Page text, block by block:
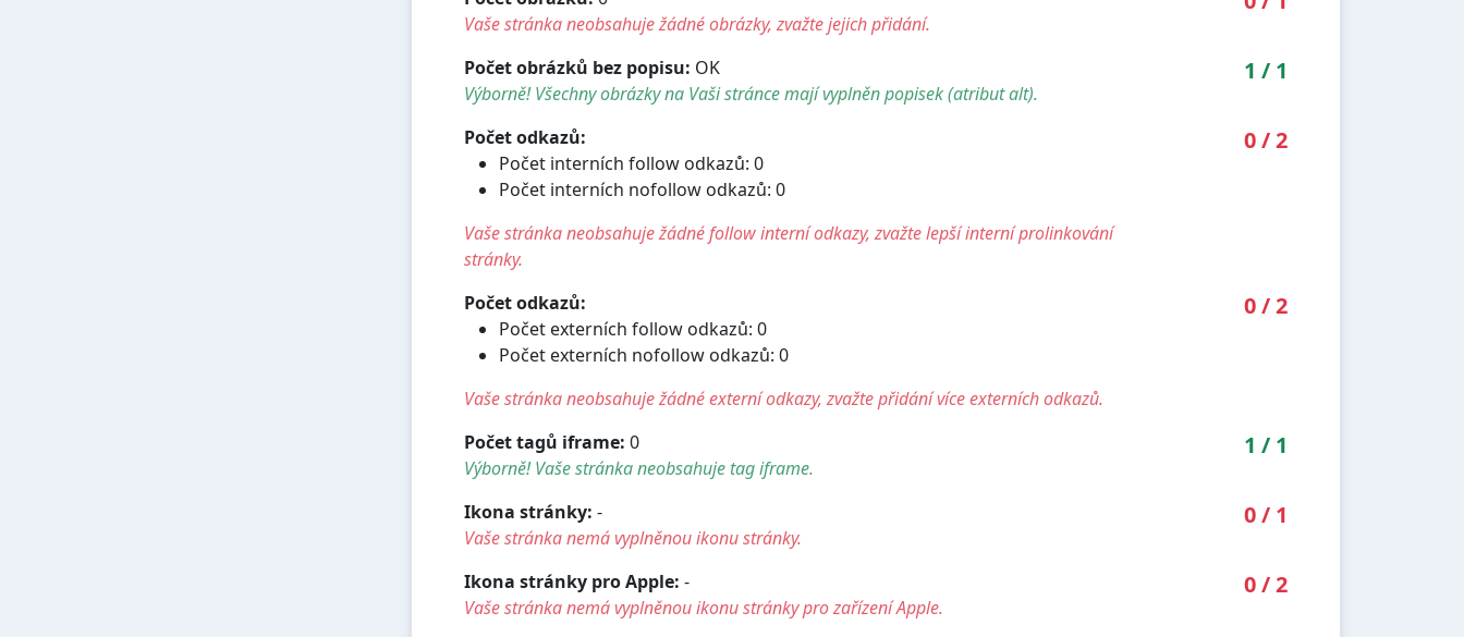
Vaše stránka neobsahuje žádné obrázky, zvažte jejich přidání.
Počet obrázků bez popisu: OK
Výborně! Všechny obrázky na Vaši stránce mají vyplněn popisek (atribut alt).
1 / 1
Počet odkazů:
Počet interních follow odkazů: 0
Počet interních nofollow odkazů: 0
Vaše stránka neobsahuje žádné follow interní odkazy, zvažte lepší interní prolinkování
stránky.
0/2
Počet odkazů:
Počet externích follow odkazů: 0
Počet externích nofollow odkazů: 0
Vaše stránka neobsahuje žádné externí odkazy, zvažte přidání více externích odkazů.
0/2
Počet tagů iframe: 0
Výborně! Vaše stránka neobsahuje tag iframe.
1 / 1
Ikona stránky: -
Vaše stránka nemá vyplněnou ikonu stránky.
0/ 1
Ikona stránky pro Apple: -
Vaše stránka nemá vyplněnou ikonu stránky pro zařízení Apple.
0/2